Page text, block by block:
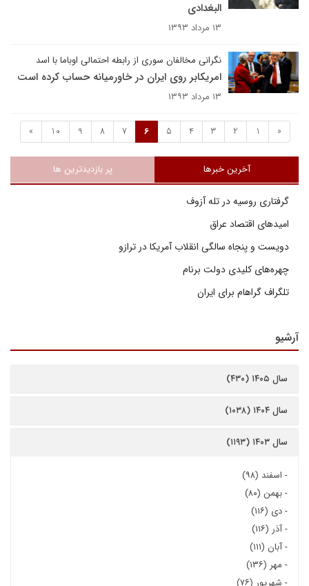
البغدادی
۱۳ مرداد ۱۳۹۳
نگرانی مخالفان سوری از رابطه احتمالی اوباما با اسد
امریکابر روی ایران در خاورمیانه حساب کرده است
۱۳ مرداد ۱۳۹۳
«
1
2
3
4
5
6
7
8
9
10
»
آخرین خبرها پر بازدیدترین ها
گرفتاری روسیه در تله آزوف
امیدهای اقتصاد عراق
دویست و پنجاه سالگی انقلاب آمریکا در ترازو
چهره‌های کلیدی دولت برنام
تلگراف گراهام برای ایران
آرشیو
سال ۱۴۰۵ (۴۳۰)
سال ۱۴۰۴ (۱۰۳۸)
سال ۱۴۰۳ (۱۱۹۳)
- اسفند (۹۸)
-بهمن (۸۰)
-دی (۱۱۶)
-آذر (۱۱۶)
-آبان (۱۱۱)
- مهر (۱۳۶)
- شهریور (۷۶)